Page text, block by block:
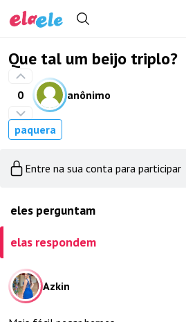
Que tal um beijo triplo?
0 anônimo
paquera
Entre na sua conta para participar
eles perguntam
elas respondem
Azkin